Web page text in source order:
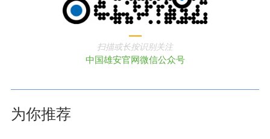
扫描或长按识别关注
中国雄安官网微信公众号
为你推荐